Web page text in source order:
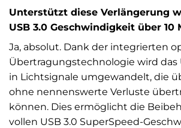
Unterstützt diese Verlängerung
USB 3.0 Geschwindigkeit über 10
Ja, absolut. Dank der integrierten
Übertragungstechnologie wird das
in Lichtsignale umgewandelt, die
ohne nennenswerte Verluste
können. Dies ermöglicht die
vollen USB 3.0 SuperSpeed-